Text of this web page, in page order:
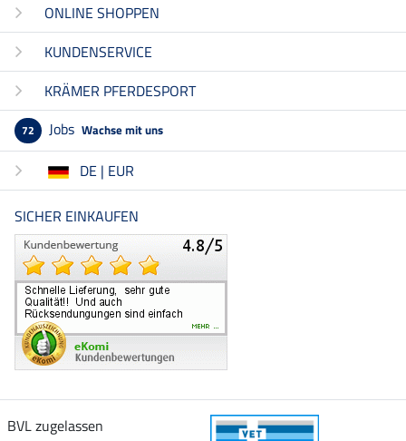
ONLINE SHOPPEN
KUNDENSERVICE
KRÄMER PFERDESPORT
72 Jobs Wachse mit uns
DE | EUR
SICHER EINKAUFEN
BVL zugelassen